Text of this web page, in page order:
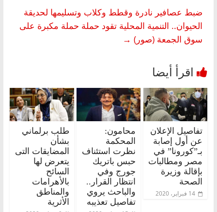
ضبط عصافير نادرة وقطط وكلاب وتسليمها لحديقة
الحيوان.. التنمية المحلية تقود حملة حملة مكبرة على
سوق الجمعة (صور) →
تفاصيل الإعلان
عن أول إصابة
بـ”كورونا” في
مصر ومطالبات
بإقالة وزيرة
الصحة
14 فبراير، 2020
محامون:
المحكمة
نظرت استئناف
حبس باتريك
جورج وفي
انتظار القرار..
والباحث يروي
تفاصيل تعذيبه
طلب برلماني
بشأن
المضايقات التى
يتعرض لها
السائح
بالأهرامات
والمناطق
الأثرية